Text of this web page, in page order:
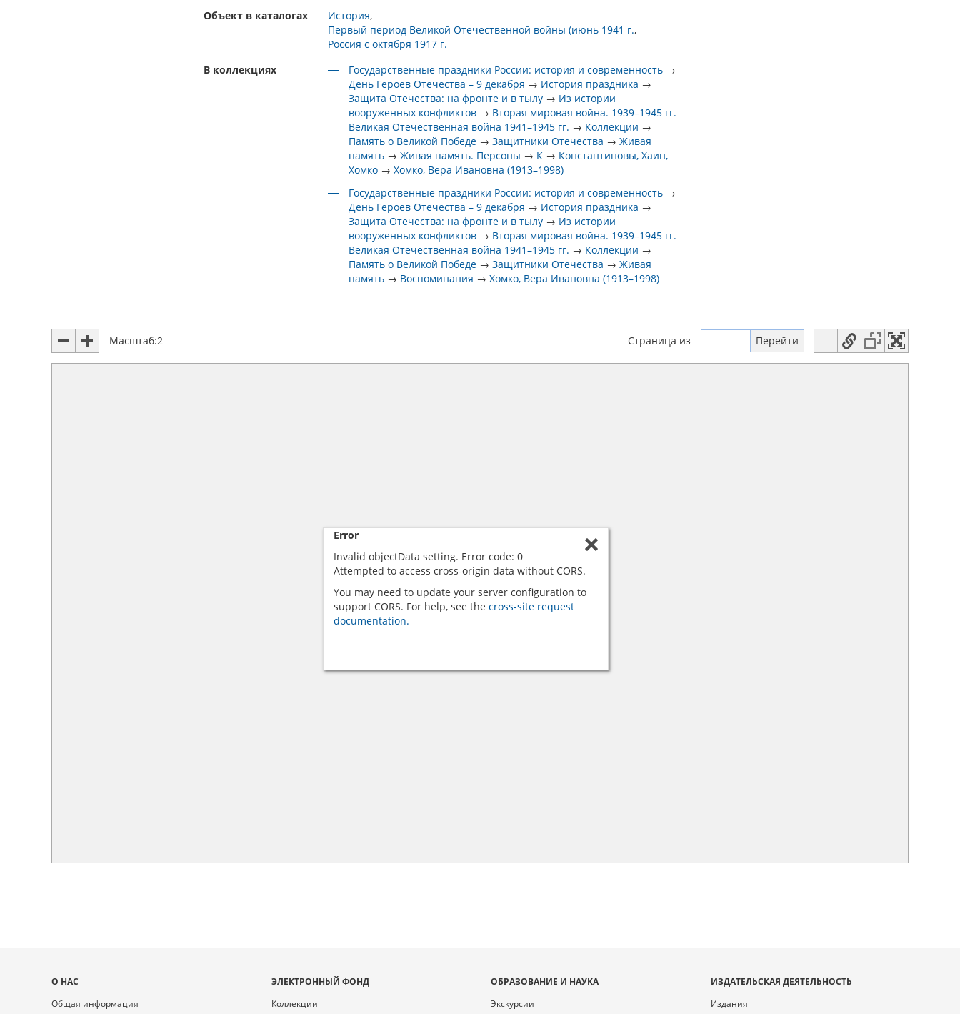
Объект в каталогах
История
Первый период Великой Отечественной войны (июнь 1941 г.
Россия с октября 1917 г.
В коллекциях
Государственные праздники России: история и современность →
День Героев Отечества – 9 декабря → История праздника →
Защита Отечества: на фронте и в тылу → Из истории
вооруженных конфликтов → Вторая мировая война. 1939–1945 гг.
Великая Отечественная война 1941–1945 гг. → Коллекции →
Память о Великой Победе →Защитники Отечества →Живая
память →Живая память. Персоны → К → Константиновы, Хаин,
Хомко →Хомко, Вера Ивановна (1913–1998)
Государственные праздники России: история и современность →
День Героев Отечества – 9 декабря → История праздника →
Защита Отечества: на фронте и в тылу → Из истории
вооруженных конфликтов → Вторая мировая война. 1939–1945 гг.
Великая Отечественная война 1941–1945 гг. → Коллекции →
Память о Великой Победе →Защитники Отечества →Живая
память → Воспоминания →Хомко, Вера Ивановна (1913–1998)
Масштаб:2 Страница из
Error
Invalid objectData setting. Error code: 0
Attempted to access cross-origin data without CORS.
You may need to update your server configuration to
support CORS. For help, see the cross-site request
documentation.
Карта
сайта
О НАС
Общая информация
ЭЛЕКТРОННЫЙ ФОНД
Коллекции
ОБРАЗОВАНИЕ И НАУКА
Экскурсии
ИЗДАТЕЛЬСКАЯ ДЕЯТЕЛЬНОСТЬ
Издания